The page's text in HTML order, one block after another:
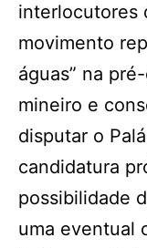
interlocutores
movimento
águas” na
mineiro e
disputar o
candidatura
possibilidade
uma eventual